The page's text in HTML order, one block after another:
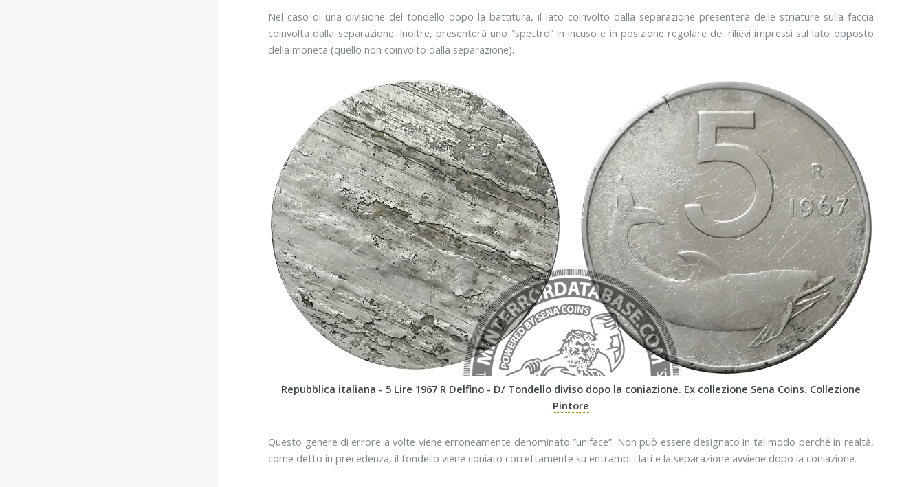
Nel caso di una divisione del tondello dopo la battitura, il lato coinvolto dalla separazione presenterà delle striature sulla faccia
coinvolta dalla separazione. Inoltre, presenterà uno “spettro” in incuso e in posizione regolare dei rilievi impressi sul lato opposto
della moneta (quello non coinvolto dalla separazione).
Repubblica italiana - 5 Lire 1967 R Delfino - D/ Tondello diviso dopo la coniazione. Ex collezione Sena Coins. Collezione
Pintore
Questo genere di errore a volte viene erroneamente denominato “uniface”. Non può essere designato in tal modo perché in realtà,
come detto in precedenza, il tondello viene coniato correttamente su entrambi i lati e la separazione avviene dopo la coniazione.